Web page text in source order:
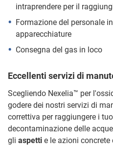
intraprendere per il
Formazione del personale
apparecchiature
Consegna del gas in loco
Eccellenti servizi di
Scegliendo Nexelia™ per
godere dei nostri servizi di
correttiva per raggiungere i
decontaminazione delle
gli aspetti e le azioni